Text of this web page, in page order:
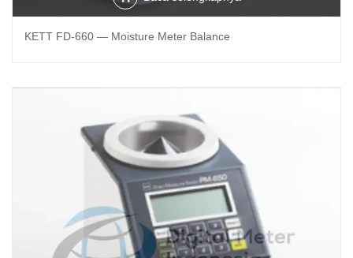
KETT FD-660 — Moisture Meter Balance